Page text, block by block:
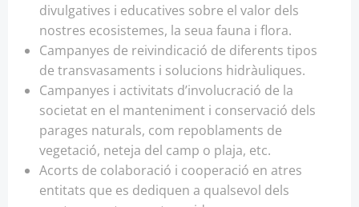
divulgatives i educatives sobre el valor dels
nostres ecosistemes, la seua fauna i flora.
Campanyes de reivindicació de diferents tipos
de transvasaments i solucions hidràuliques.
Campanyes i activitats d’involucració de la
societat en el manteniment i conservació dels
parages naturals, com repoblaments de
vegetació, neteja del camp o plaja, etc.
Acorts de colaboració i cooperació en atres
entitats que es dediquen a qualsevol dels